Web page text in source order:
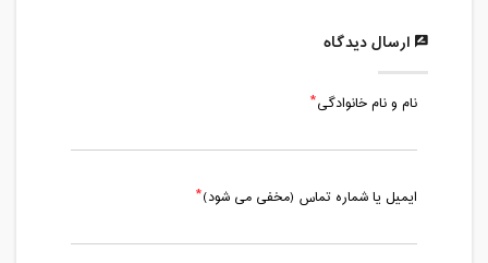
ارسال دیدگاه
نام و نام خانوادگی
ایمیل یا شماره تماس (مخفی می شود)